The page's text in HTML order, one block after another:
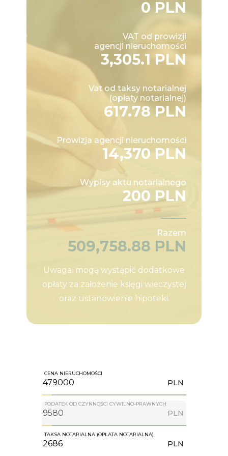
0 PLN
VAT od prowizji
agencji nieruchomości
3,305.1 PLN
Vat od taksy notarialnej
(opłaty notarialnej)
617.78 PLN
Prowizja agencji nieruchomości
14,370 PLN
Wypisy aktu notarialnego
200 PLN
Razem
509,758.88 PLN
Uwaga: mogą wystąpić dodatkowe
opłaty za założenie księgi wieczystej
oraz ustanowienie hipoteki.
CENA NIERUCHOMOŚCI
PLN
PODATEK OD CZYNNOŚCI CYWILNO-PRAWNYCH
PLN
TAKSA NOTARIALNA (OPŁATA NOTARIALNA)
PLN